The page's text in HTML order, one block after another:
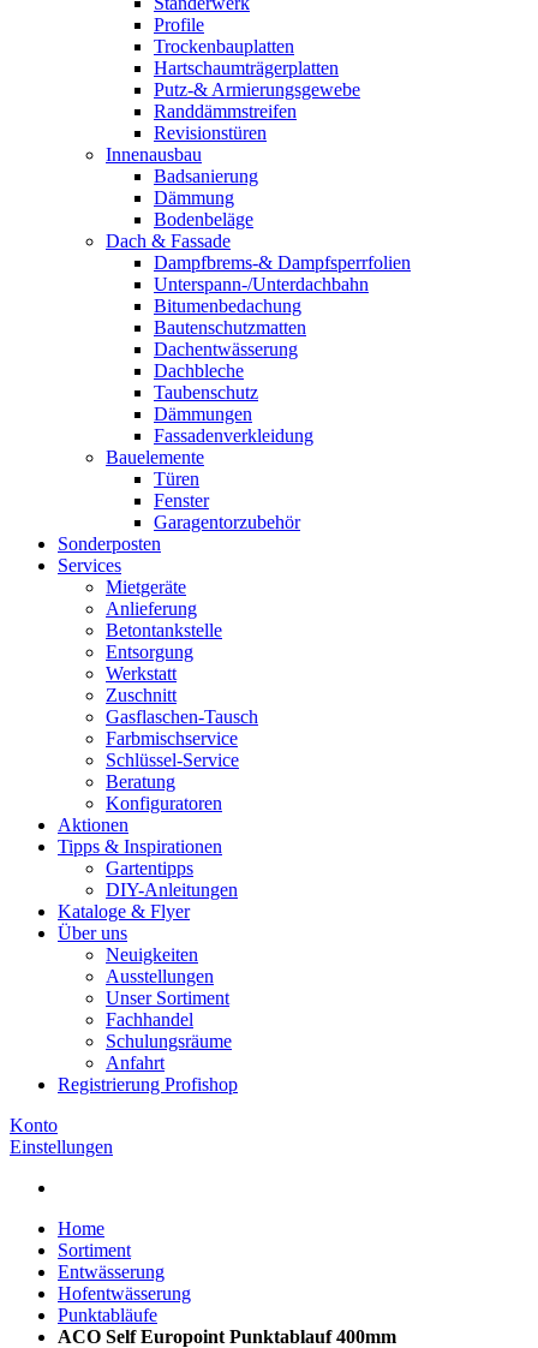
Profile
Trockenbauplatten
Hartschaumträgerplatten
Putz-& Armierungsgewebe
Randdämmstreifen
Revisionstüren
Innenausbau
Badsanierung
Dämmung
Bodenbeläge
Dach & Fassade
Dampfbrems-& Dampfsperrfolien
Unterspann-/Unterdachbahn
Bitumenbedachung
Bautenschutzmatten
Dachentwässerung
Dachbleche
Taubenschutz
Dämmungen
Fassadenverkleidung
Bauelemente
Türen
Fenster
Garagentorzubehör
Sonderposten
Services
Mietgeräte
Anlieferung
Betontankstelle
Entsorgung
Werkstatt
Zuschnitt
Gasflaschen-Tausch
Farbmischservice
Schlüssel-Service
Beratung
Konfiguratoren
Aktionen
Tipps & Inspirationen
Gartentipps
DIY-Anleitungen
Kataloge & Flyer
Über uns
Neuigkeiten
Ausstellungen
Unser Sortiment
Fachhandel
Schulungsräume
Anfahrt
Registrierung Profishop
Konto
Einstellungen
Home
Sortiment
Entwässerung
Hofentwässerung
Punktabläufe
ACO Self Europoint Punktablauf 400mm